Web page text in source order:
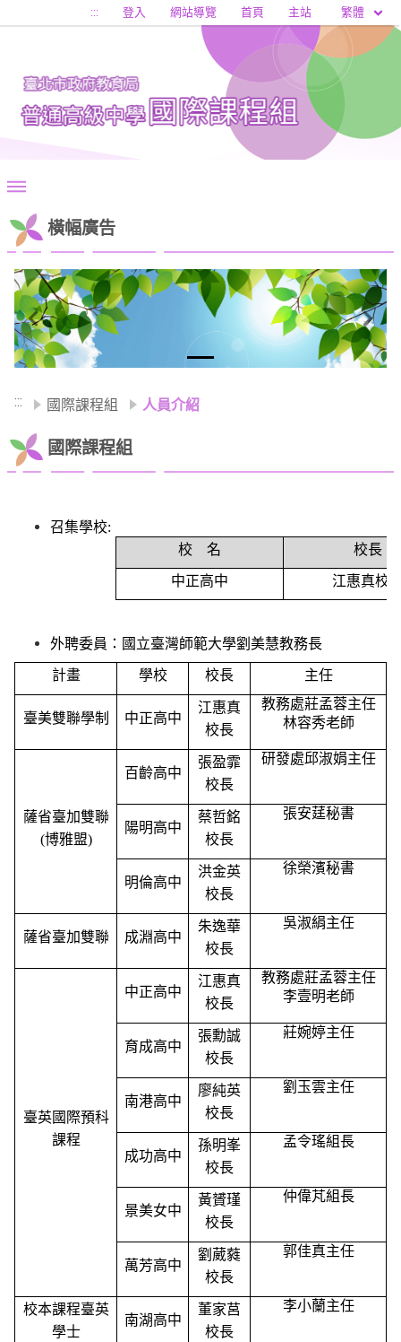
移至網頁之主要內容區位置
::: 登入 網站導覽 首頁 主站 繁體
橫幅廣告
Previous Next
::: 國際課程組 人員介紹
國際課程組
召集學校:
校
名 校長
中正高中 江惠真校
外聘委員：國立臺灣師範大學劉美慧教務長
計畫 學校 校長 主任
臺美雙聯學制 中正高中
江惠真
校長
教務處莊孟蓉主任
林容秀老師
薩省臺加雙聯
(博雅盟)
百齡高中
張盈霏
校長
研發處邱淑娟主任
陽明高中
蔡哲銘
校長
張安莛秘書
明倫高中
洪金英
校長
徐榮濱秘書
薩省臺加雙聯 成淵高中
朱逸華
校長
吳淑絹主任
臺英國際預科
課程
中正高中
江惠真
校長
教務處莊孟蓉主任
李壹明老師
育成高中
張勳誠
校長
莊婉婷主任
南港高中
廖純英
校長
劉玉雲主任
成功高中
孫明峯
校長
孟令瑤組長
景美女中
黃贇瑾
校長
仲偉芃組長
萬芳高中
劉葳蕤
校長
郭佳真主任
校本課程臺英
學士
南湖高中
董家莒
校長
李小蘭主任